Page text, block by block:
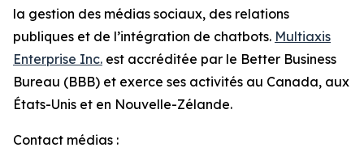
la gestion des médias sociaux, des relations
publiques et de l’intégration de chatbots. Multiaxis
Enterprise Inc. est accréditée par le Better Business
Bureau (BBB) et exerce ses activités au Canada, aux
États-Unis et en Nouvelle-Zélande.
Contact médias :